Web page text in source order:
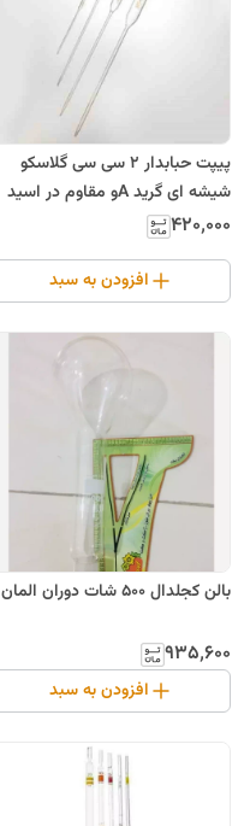
پیپت حبابدار 2 سی سی گلاسکو
شیشه ای گرید Aو مقاوم در اسید
۴۲۰٬۰۰۰
افزودن به سبد
بالن کجلدال 500 شات دوران المان
۹۳۵٬۶۰۰
افزودن به سبد